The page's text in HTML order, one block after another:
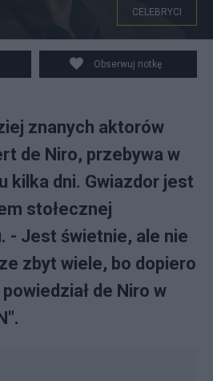
CELEBRYCI
Obserwuj notkę
znanych aktorów
de Niro, przebywa w
kilka dni. Gwiazdor jest
stołecznej
- Jest świetnie, ale nie
zbyt wiele, bo dopiero
de Niro w